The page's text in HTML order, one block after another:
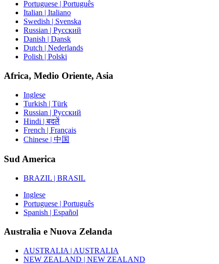
Portuguese | Português
Italian | Italiano
Swedish | Svenska
Russian | Русский
Danish | Dansk
Dutch | Nederlands
Polish | Polski
Africa, Medio Oriente, Asia
Inglese
Turkish | Türk
Russian | Русский
Hindi | बदलें
French | Français
Chinese | 中国
Sud America
BRAZIL | BRASIL
Inglese
Portuguese | Português
Spanish | Español
Australia e Nuova Zelanda
AUSTRALIA | AUSTRALIA
NEW ZEALAND | NEW ZEALAND